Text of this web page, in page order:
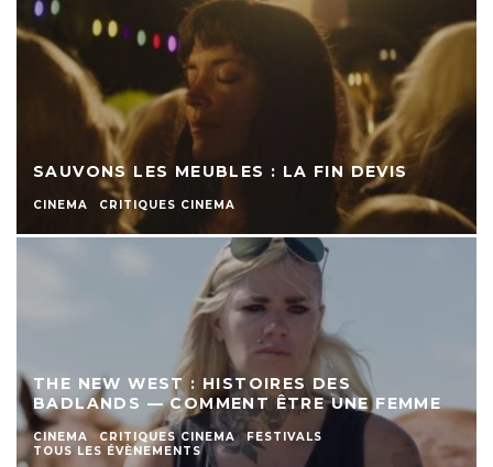
SAUVONS LES MEUBLES : LA FIN DEVIS
CINEMA CRITIQUES CINEMA
THE NEW WEST : HISTOIRES DES
BADLANDS — COMMENT ÊTRE UNE FEMME
CINEMA CRITIQUES CINEMA
FESTIVALS
TOUS LES ÉVÈNEMENTS